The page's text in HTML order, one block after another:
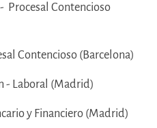
Procesal Contencioso
Contencioso (Barcelona)
- Laboral (Madrid)
y Financiero (Madrid)